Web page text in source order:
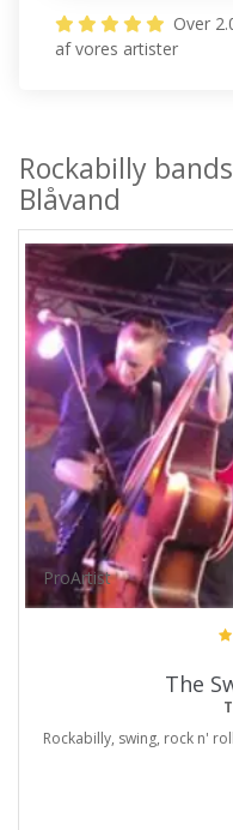
Over
af vores artister
Rockabilly
Blåvand
ProArtist
The
Rockabilly, swing, rock n'